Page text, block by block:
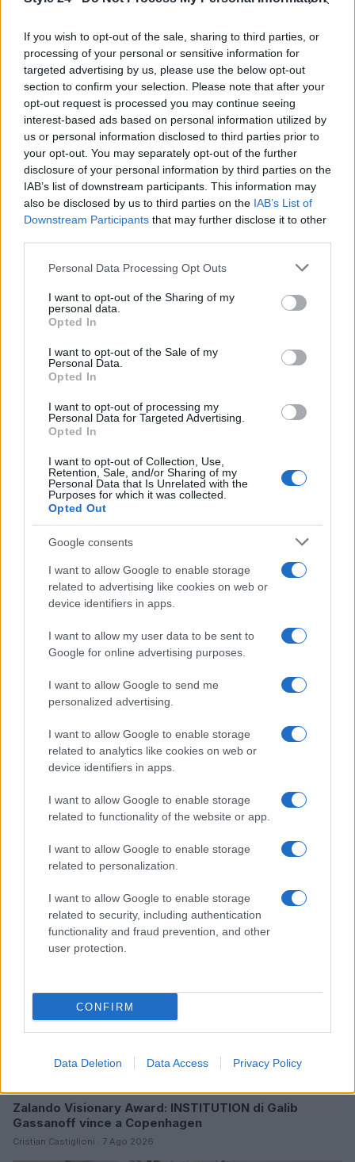
If you wish to opt-out of the sale, sharing to third parties, or
processing of your personal or sensitive information for
targeted advertising by us, please use the below opt-out
section to confirm your selection. Please note that after your
opt-out request is processed you may continue seeing
interest-based ads based on personal information utilized by
us or personal information disclosed to third parties prior to
your opt-out. You may separately opt-out of the further
disclosure of your personal information by third parties on the
IAB’s list of downstream participants. This information may
also be disclosed by us to third parties on the IAB’s List of
Downstream Participants that may further disclose it to other
Please note that this website/app uses one or more Google
not limited to your visit or usage behaviour. You may click to
grant or deny consent to Google and its third-party tags to
use your data for below specified purposes in below Google
consent section.
Personal Data Processing Opt Outs
I want to opt-out of the Sharing of my
personal data.
Opted In
I want to opt-out of the Sale of my
Personal Data.
Opted In
I want to opt-out of processing my
Personal Data for Targeted Advertising.
Opted In
I want to opt-out of Collection, Use,
Retention, Sale, and/or Sharing of my
Personal Data that Is Unrelated with the
Purposes for which it was collected.
Opted Out
Google consents
I want to allow Google to enable storage
related to advertising like cookies on web or
device identifiers in apps.
I want to allow my user data to be sent to
Google for online advertising purposes.
I want to allow Google to send me
personalized advertising.
I want to allow Google to enable storage
related to analytics like cookies on web or
device identifiers in apps.
I want to allow Google to enable storage
related to functionality of the website or app.
I want to allow Google to enable storage
related to personalization.
I want to allow Google to enable storage
related to security, including authentication
functionality and fraud prevention, and other
user protection.
CONFIRM
Data Deletion Data Access Privacy Policy
passato e a costruire una nuova identità per la
rivista? Solo il tempo potrà dircelo! 🔥✨
Staff
OFFERTE&CONSIGLI
Come abbinare le scarpe arancioni: consigli e
Beatrice Bonaventura · 7 Ago 2026
Zalando Visionary Award: INSTITUTION di Galib
Gassanoff vince a Copenhagen
Cristian Castiglioni · 7 Ago 2026